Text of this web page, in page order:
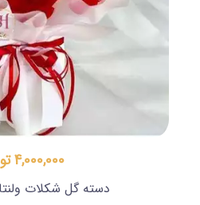
4,000,000 تومان
دسته گل شکلات